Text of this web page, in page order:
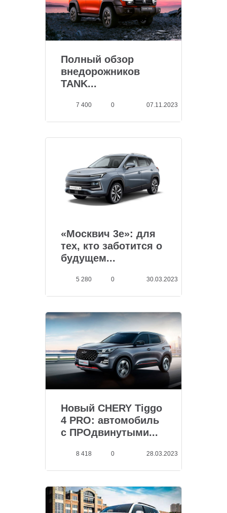
Полный обзор
внедорожников
TANK...
7 400 0 07.11.2023
«Москвич 3е»: для
тех, кто заботится о
будущем...
5 280 0 30.03.2023
Новый CHERY Tiggo
4 PRO: автомобиль
с ПРОдвинутыми...
8 418 0 28.03.2023